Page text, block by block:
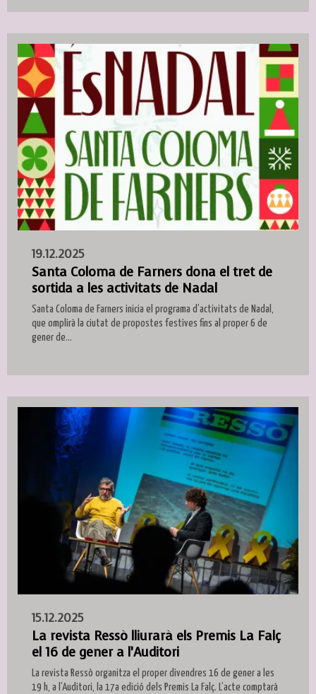
19.12.2025
Santa Coloma de Farners dona el tret de
sortida a les activitats de Nadal
Santa Coloma de Farners inicia el programa d’activitats de Nadal,
que omplirà la ciutat de propostes festives fins al proper 6 de
gener de...
15.12.2025
La revista Ressò lliurarà els Premis La Falç
el 16 de gener a l’Auditori
La revista Ressò organitza el proper divendres 16 de gener a les
19 h, a l’Auditori, la 17a edició dels Premis La Falç. L’acte comptarà